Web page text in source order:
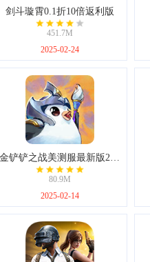
剑斗璇霄0.1折10倍返利版
451.7M
2025-02-24
金铲铲之战美测服最新版2025(tft)
80.9M
2025-02-14